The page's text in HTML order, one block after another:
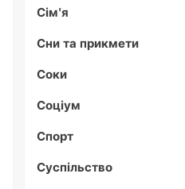
Сім'я
Сни та прикмети
Соки
Соціум
Спорт
Суспільство